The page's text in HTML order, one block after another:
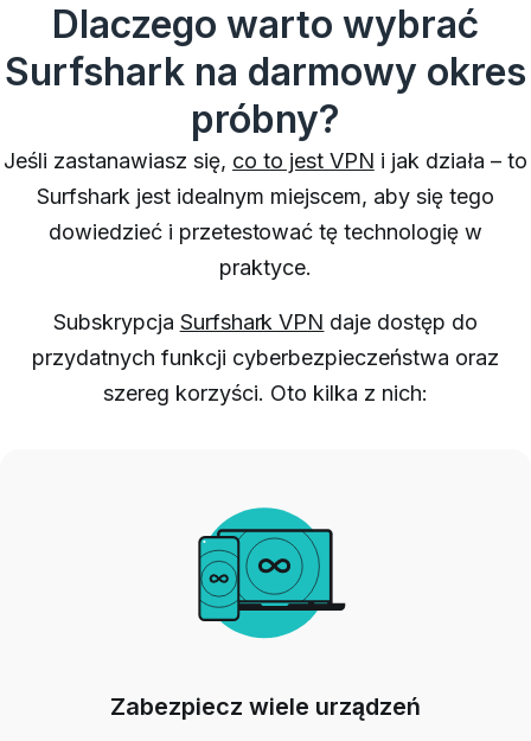
Dlaczego warto wybrać
Surfshark na darmowy okres
próbny?
Jeśli zastanawiasz się, co to jest VPN i jak działa – to
Surfshark jest idealnym miejscem, aby się tego
dowiedzieć i przetestować tę technologię w
praktyce.
Subskrypcja Surfshark VPN daje dostęp do
przydatnych funkcji cyberbezpieczeństwa oraz
szereg korzyści. Oto kilka z nich:
Zabezpiecz wiele urządzeń